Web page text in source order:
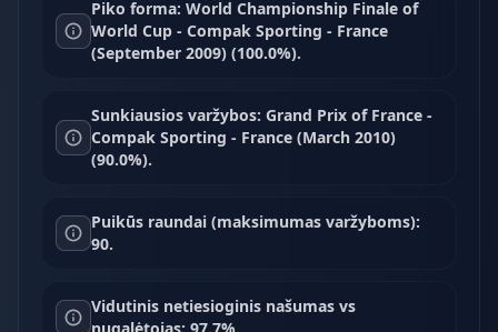
Piko forma: World Championship Finale of
World Cup - Compak Sporting - France
(September 2009) (100.0%).
Sunkiausios varžybos: Grand Prix of France -
Compak Sporting - France (March 2010)
(90.0%).
Puikūs raundai (maksimumas varžyboms):
90.
Vidutinis netiesioginis našumas vs